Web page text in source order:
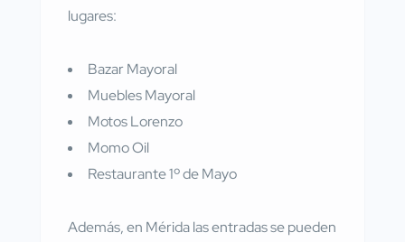
lugares:
Bazar Mayoral
Muebles Mayoral
Motos Lorenzo
Momo Oil
Restaurante 1º de Mayo
Además, en Mérida las entradas se pueden